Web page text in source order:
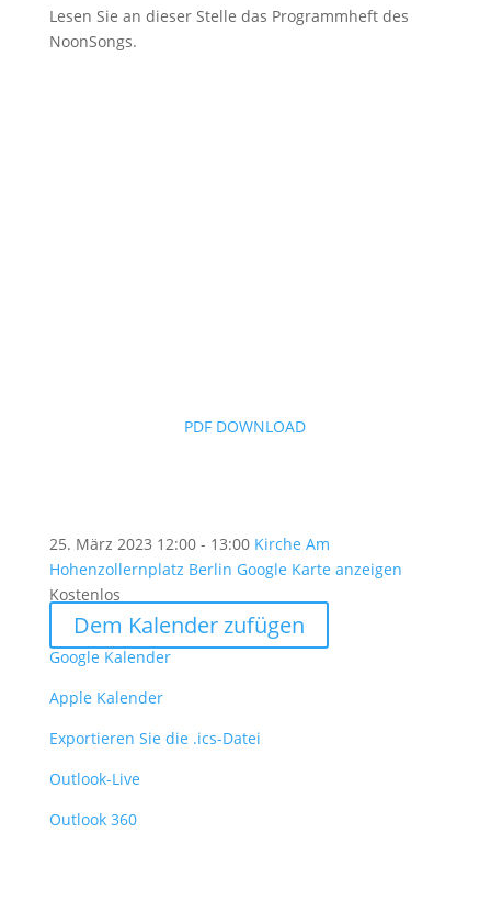
Lesen Sie an dieser Stelle das Programmheft des
NoonSongs.
PDF DOWNLOAD
25. März 2023 12:00 - 13:00 Kirche Am
Hohenzollernplatz Berlin Google Karte anzeigen
Kostenlos
Dem Kalender zufügen
Google Kalender
Apple Kalender
Exportieren Sie die .ics-Datei
Outlook-Live
Outlook 360